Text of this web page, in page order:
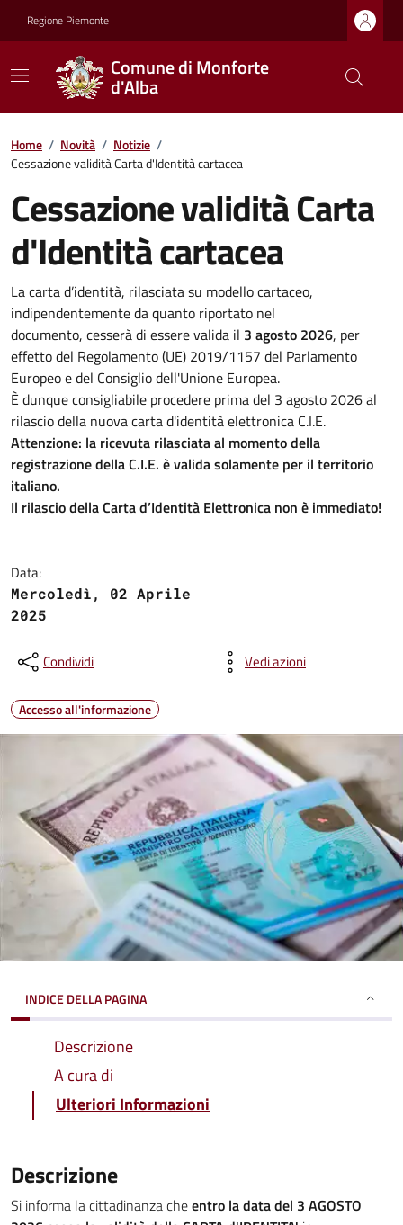
Regione Piemonte
Comune di Monforte
d'Alba
Home / Novità / Notizie /
Cessazione validità Carta d'Identità cartacea
Cessazione validità Carta
d'Identità cartacea
La carta d’identità, rilasciata su modello cartaceo,
indipendentemente da quanto riportato nel
documento, cesserà di essere valida il 3 agosto 2026, per
effetto del Regolamento (UE) 2019/1157 del Parlamento
Europeo e del Consiglio dell'Unione Europea.
È dunque consigliabile procedere prima del 3 agosto 2026 al
rilascio della nuova carta d'identità elettronica C.I.E.
Attenzione: la ricevuta rilasciata al momento della
registrazione della C.I.E. è valida solamente per il territorio
italiano.
Il rilascio della Carta d’Identità Elettronica non è immediato!
Data:
Mercoledì, 02 Aprile
2025
Condividi Vedi azioni
Accesso all'informazione
INDICE DELLA PAGINA
Descrizione
A cura di
Ulteriori Informazioni
Descrizione
Si informa la cittadinanza cheentro la data del 3 AGOSTO